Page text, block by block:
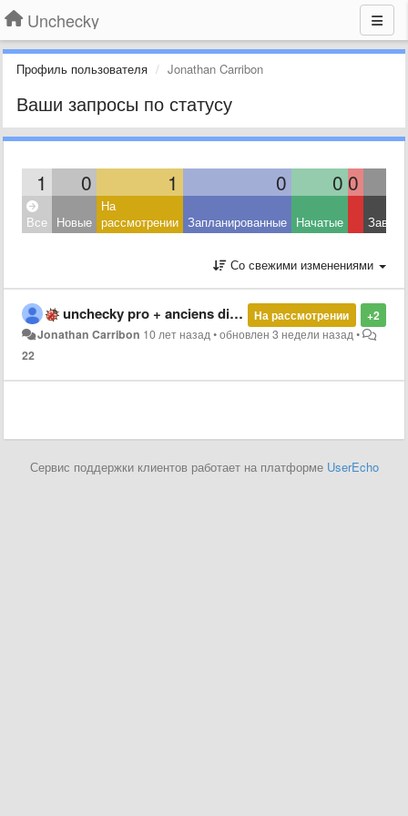
Unchecky
Профиль пользователя Jonathan Carribon
Ваши запросы по статусу
1 0 1 0 0 0
Все Новые
На
рассмотрении Запланированные Начатые
Со свежими изменениями
+2
На рассмотрении
unchecky pro + anciens disques durs externes impossibles à formater
Jonathan Carribon 10 лет назад•обновлен3 недели назад•
22
Сервис поддержки клиентов работает на платформе UserEcho